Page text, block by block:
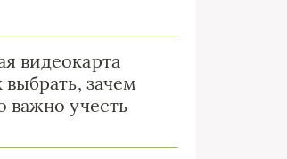
видеокарта
выбрать, зачем
важно учесть